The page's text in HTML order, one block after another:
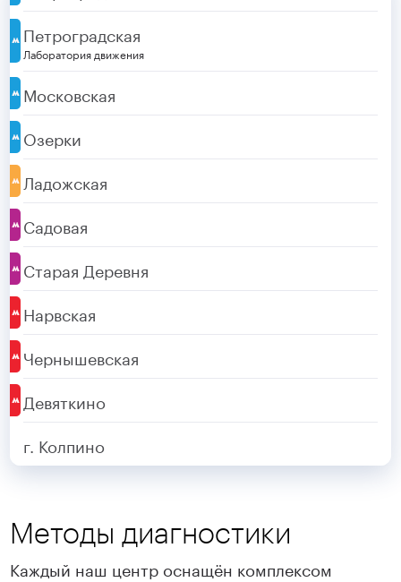
Петроградская
Лаборатория движения
Московская
Озерки
Ладожская
Садовая
Старая Деревня
Нарвская
Чернышевская
Девяткино
г. Колпино
Методы диагностики
Каждый наш центр оснащён комплексом